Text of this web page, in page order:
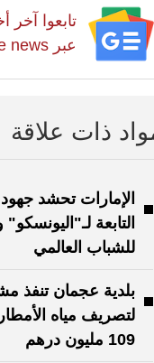
تابعوا آخر
عبر Google news
ذات علاقة
الإمارات تحشد
التابعة
للشباب العالمي
بلدية عجمان تنفذ
لتصريف مياه
109 مليون درهم